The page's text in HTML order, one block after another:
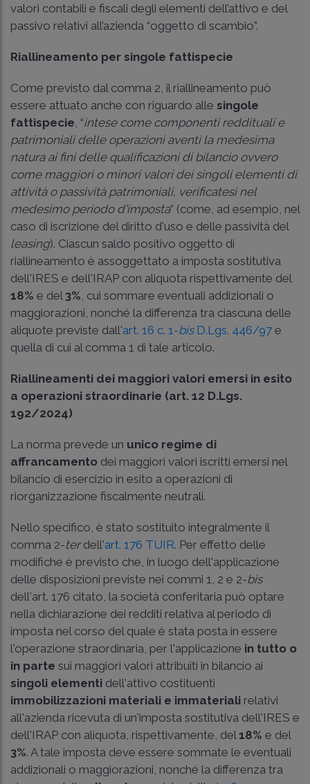
valori contabili e fiscali degli elementi dell’attivo e del
passivo relativi all’azienda “oggetto di scambio”.
Riallineamento per singole fattispecie
Come previsto dal comma 2, il riallineamento può
essere attuato anche con riguardo alle singole
fattispecie , “intese come componenti reddituali e
patrimoniali delle operazioni aventi la medesima
natura ai fini delle qualificazioni di bilancio ovvero
come maggiori o minori valori dei singoli elementi di
attività o passività patrimoniali, verificatesi nel
medesimo periodo d'imposta” (come, ad esempio, nel
caso di iscrizione del diritto d'uso e delle passività del
leasing). Ciascun saldo positivo oggetto di
riallineamento è assoggettato a imposta sostitutiva
dell'IRES e dell'IRAP con aliquota rispettivamente del
18% e del 3% , cui sommare eventuali addizionali o
maggiorazioni, nonché la differenza tra ciascuna delle
aliquote previste dall'art. 16 c. 1-bis D.Lgs. 446/97 e
quella di cui al comma 1 di tale articolo.
Riallineamenti dei maggiori valori emersi in esito
a operazioni straordinarie (art. 12 D.Lgs.
192/2024)
La norma prevede un unico regime di
affrancamento dei maggiori valori iscritti emersi nel
bilancio di esercizio in esito a operazioni di
riorganizzazione fiscalmente neutrali.
Nello specifico, è stato sostituito integralmente il
comma 2-terdell'art. 176 TUIR. Per effetto delle
modifiche è previsto che, in luogo dell'applicazione
delle disposizioni previste nei commi 1, 2 e 2-bis
dell'art. 176 citato, la società conferitaria può optare
nella dichiarazione dei redditi relativa al periodo di
imposta nel corso del quale è stata posta in essere
l'operazione straordinaria, per l'applicazione in tutto o
in parte sui maggiori valori attribuiti in bilancio ai
singoli elementi dell'attivo costituenti
immobilizzazioni materiali e immateriali relativi
all'azienda ricevuta di un'imposta sostitutiva dell'IRES e
dell'IRAP con aliquota, rispettivamente, del 18% e del
3%. A tale imposta deve essere sommate le eventuali
addizionali o maggiorazioni, nonché la differenza tra